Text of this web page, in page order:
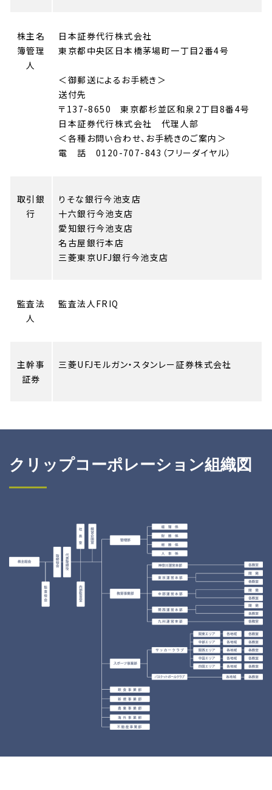
株主名
簿管理
人
日本証券代行株式会社
東京都中央区日本橋茅場町一丁目2番4号
＜御郵送によるお手続き＞
送付先
〒137-8650 東京都杉並区和泉2丁目8番4号
日本証券代行株式会社 代理人部
＜各種お問い合わせ、お手続きのご案内＞
電 話 0120-707-843（フリーダイヤル）
取引銀
行
りそな銀行今池支店
十六銀行今池支店
愛知銀行今池支店
名古屋銀行本店
三菱東京UFJ銀行今池支店
監査法
人
監査法人FRIQ
主幹事
証券
三菱UFJモルガン・スタンレー証券株式会社
クリップコーポレーション組織図